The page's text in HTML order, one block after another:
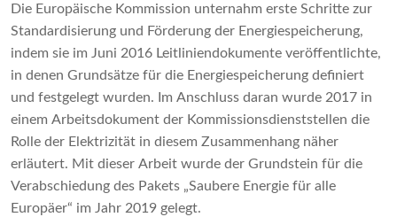
Die Europäische Kommission unternahm erste Schritte zur
Standardisierung und Förderung der Energiespeicherung,
indem sie im Juni 2016 Leitliniendokumente veröffentlichte,
in denen Grundsätze für die Energiespeicherung definiert
und festgelegt wurden. Im Anschluss daran wurde 2017 in
einem Arbeitsdokument der Kommissionsdienststellen die
Rolle der Elektrizität in diesem Zusammenhang näher
erläutert. Mit dieser Arbeit wurde der Grundstein für die
Verabschiedung des Pakets „Saubere Energie für alle
Europäer“ im Jahr 2019 gelegt.